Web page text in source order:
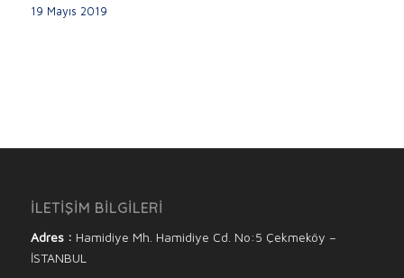
19 Mayıs 2019
İLETİŞİM BİLGİLERİ
Adres : Hamidiye Mh. Hamidiye Cd. No:5 Çekmeköy –
İSTANBUL